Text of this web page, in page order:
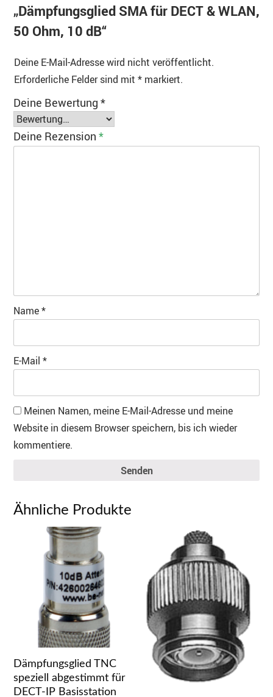
„Dämpfungsglied SMA für DECT & WLAN,
50 Ohm, 10 dB“
Deine E-Mail-Adresse wird nicht veröffentlicht.
Erforderliche Felder sind mit * markiert.
Deine Bewertung *
Deine Rezension *
Name*
E-Mail *
Meinen Namen, meine E-Mail-Adresse und meine
Website in diesem Browser speichern, bis ich wieder
kommentiere.
Senden
Ähnliche Produkte
Dämpfungsglied TNC
speziell abgestimmt für
DECT-IP Basisstation